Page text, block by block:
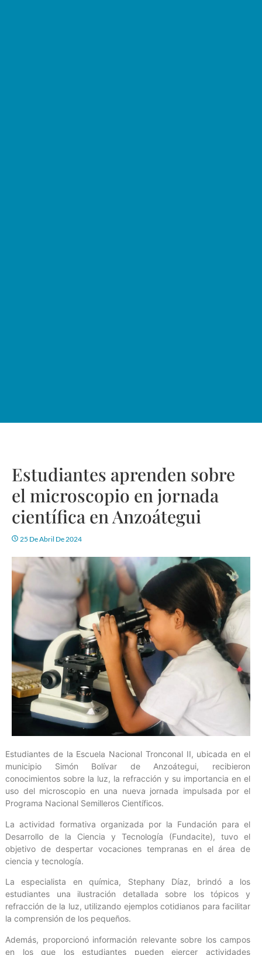
Estudiantes aprenden sobre
el microscopio en jornada
científica en Anzoátegui
25 De Abril De 2024
Estudiantes de la Escuela Nacional Tronconal II, ubicada en el
municipio Simón Bolívar de Anzoátegui, recibieron
conocimientos sobre la luz, la refracción y su importancia en el
uso del microscopio en una nueva jornada impulsada por el
Programa Nacional Semilleros Científicos.
La actividad formativa organizada por la Fundación para el
Desarrollo de la Ciencia y Tecnología (Fundacite), tuvo el
objetivo de despertar vocaciones tempranas en el área de
ciencia y tecnología.
La especialista en química, Stephany Díaz, brindó a los
estudiantes una ilustración detallada sobre los tópicos y
refracción de la luz, utilizando ejemplos cotidianos para facilitar
la comprensión de los pequeños.
Además, proporcionó información relevante sobre los campos
en los que los estudiantes pueden ejercer actividades